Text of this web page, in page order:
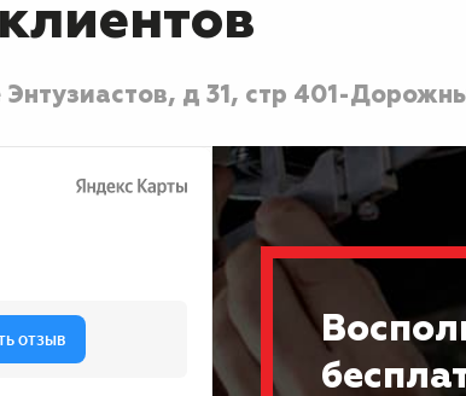
д 31, стр 401-